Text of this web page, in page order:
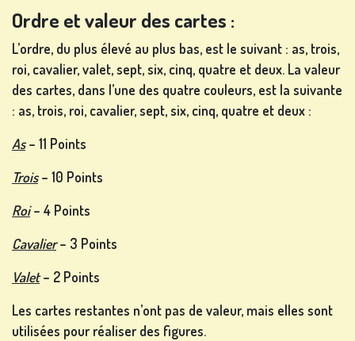
JEUX
DE
MACHINE
À SO...
Ordre et valeur des cartes :
L’ordre, du plus élevé au plus bas, est le suivant : as, trois,
roi, cavalier, valet, sept, six, cinq, quatre et deux. La valeur
des cartes, dans l’une des quatre couleurs, est la suivante
: as, trois, roi, cavalier, sept, six, cinq, quatre et deux :
As– 11 Points
Trois– 10 Points
Roi– 4 Points
Cavalier– 3 Points
Valet– 2 Points
Les cartes restantes n’ont pas de valeur, mais elles sont
utilisées pour réaliser des figures.